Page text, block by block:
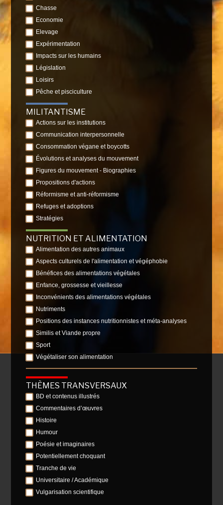
Chasse
Economie
Elevage
Expérimentation
Impacts sur les humains
Législation
Loisirs
Pêche et pisciculture
MILITANTISME
Actions sur les institutions
Communication interpersonnelle
Consommation végane et boycotts
Évolutions et analyses du mouvement
Figures du mouvement - Biographies
Propositions d'actions
Réformisme et anti-réformisme
Refuges et adoptions
Stratégies
NUTRITION ET ALIMENTATION
Alimentation des autres animaux
Aspects culturels de l'alimentation et végéphobie
Bénéfices des alimentations végétales
Enfance, grossesse et vieillesse
Inconvénients des alimentations végétales
Nutriments
Positions des instances nutritionnistes et méta-analyses
Similis et Viande propre
Sport
Végétaliser son alimentation
THÈMES TRANSVERSAUX
BD et contenus illustrés
Commentaires d’œuvres
Histoire
Humour
Poésie et imaginaires
Potentiellement choquant
Tranche de vie
Universitaire / Académique
Vulgarisation scientifique